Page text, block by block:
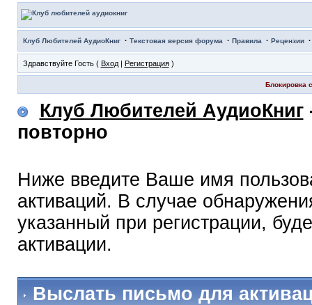
Клуб Любителей АудиоКниг· Текстовая версия форума · Правила · Рецензии
Здравствуйте Гость ( Вход| Регистрация)
Блокировка
Клуб Любителей АудиоКниг
повторно
Ниже введите Ваше имя
активаций. В случае
указанный при регистрации,
активации.
Выслать письмо для